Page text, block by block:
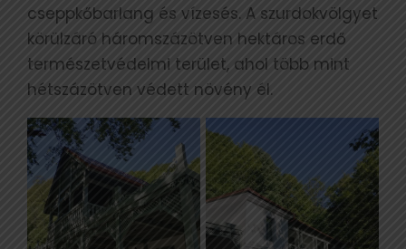
cseppkőbarlang és vízesés. A szurdokvölgyet
körülzáró háromszázötven hektáros erdő
természetvédelmi terület, ahol több mint
hétszázötven védett növény él.